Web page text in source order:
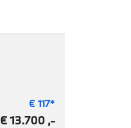
€ 117*
€ 13.700 ,-